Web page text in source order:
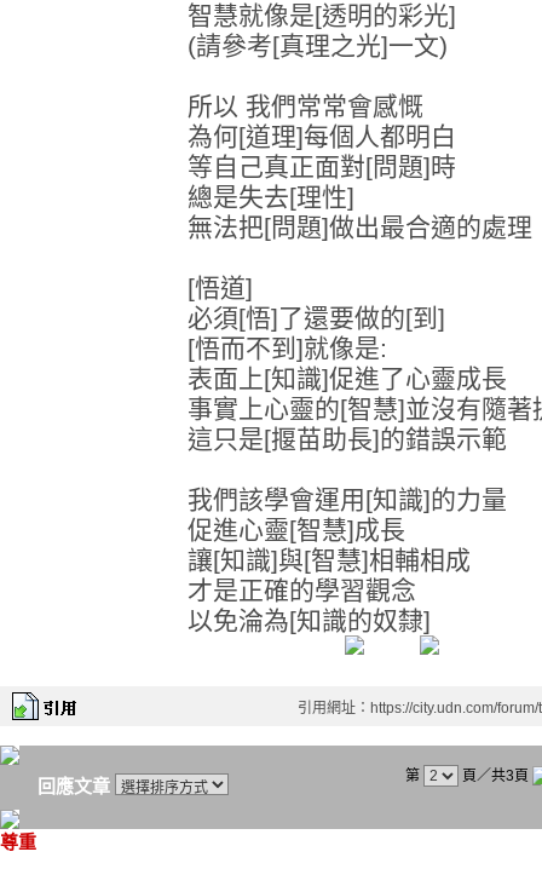
智慧就像是[透明的彩光]
(請參考[真理之光]一文)
所以 我們常常會感慨
為何[道理]每個人都明白
等自己真正面對[問題]時
總是失去[理性]
無法把[問題]做出最合適的處理
[悟道]
必須[悟]了還要做的[到]
[悟而不到]就像是:
表面上[知識]促進了心靈成長
事實上心靈的[智慧]並沒有隨著
這只是[揠苗助長]的錯誤示範
我們該學會運用[知識]的力量
促進心靈[智慧]成長
讓[知識]與[智慧]相輔相成
才是正確的學習觀念
以免淪為[知識的奴隸]
引用網址：https://city.udn.com/
回應文章 第 頁／共3頁
尊重